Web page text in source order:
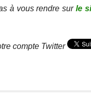
à vous rendre sur le
compte Twitter